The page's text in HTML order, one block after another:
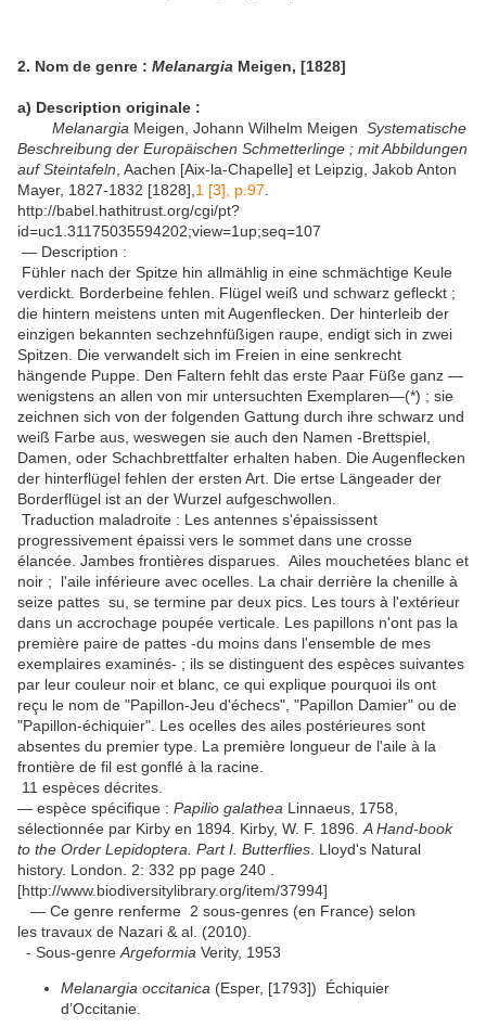
2. Nom de genre : Melanargia Meigen, [1828]
a) Description originale :
Melanargia Meigen, Johann Wilhelm Meigen Systematische
Beschreibung der Europäischen Schmetterlinge ; mit Abbildungen
auf Steintafeln , Aachen [Aix-la-Chapelle] et Leipzig, Jakob Anton
Mayer, 1827-1832 [1828], 1 [3], p.97
http://babel.hathitrust.org/cgi/pt?
id=uc1.31175035594202;view=1up;seq=107
— Description :
Fühler nach der Spitze hin allmählig in eine schmächtige Keule
verdickt. Borderbeine fehlen. Flügel weiß und schwarz gefleckt ;
die hintern meistens unten mit Augenflecken. Der hinterleib der
einzigen bekannten sechzehnfüßigen raupe, endigt sich in zwei
Spitzen. Die verwandelt sich im Freien in eine senkrecht
hängende Puppe. Den Faltern fehlt das erste Paar Füße ganz —
wenigstens an allen von mir untersuchten Exemplaren—(*) ; sie
zeichnen sich von der folgenden Gattung durch ihre schwarz und
weiß Farbe aus, weswegen sie auch den Namen -Brettspiel,
Damen, oder Schachbrettfalter erhalten haben. Die Augenflecken
der hinterflügel fehlen der ersten Art. Die ertse Längeader der
Borderflügel ist an der Wurzel aufgeschwollen.
Traduction maladroite : Les antennes s'épaississent
progressivement épaissi vers le sommet dans une crosse
élancée. Jambes frontières disparues. Ailes mouchetées blanc et
noir ; l'aile inférieure avec ocelles. La chair derrière la chenille à
seize pattes su, se termine par deux pics. Les tours à l'extérieur
dans un accrochage poupée verticale. Les papillons n'ont pas la
première paire de pattes -du moins dans l'ensemble de mes
exemplaires examinés- ; ils se distinguent des espèces suivantes
par leur couleur noir et blanc, ce qui explique pourquoi ils ont
reçu le nom de "Papillon-Jeu d'échecs", "Papillon Damier" ou de
"Papillon-échiquier". Les ocelles des ailes postérieures sont
absentes du premier type. La première longueur de l'aile à la
frontière de fil est gonflé à la racine.
11 espèces décrites.
— espèce spécifique : Papilio galathea Linnaeus, 1758,
sélectionnée par Kirby en 1894. Kirby, W. F. 1896. A Hand-book
to the Order Lepidoptera. Part I. Butterflies . Lloyd's Natural
history. London. 2: 332 pp page 240 .
[http://www.biodiversitylibrary.org/item/37994]
— Ce genre renferme 2 sous-genres (en France) selon
les travaux de Nazari & al. (2010).
- Sous-genre Argeformia Verity, 1953
Melanargia occitanica (Esper, [1793]) Échiquier
d’Occitanie.